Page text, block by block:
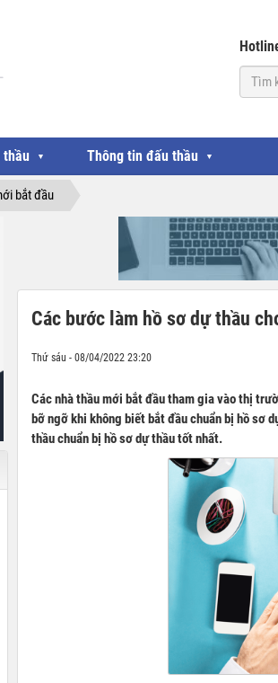
thầu ▼ Thông tin đấu thầu ▼
bắt đầu
Các bước làm hồ sơ dự thầu
Thứ sáu - 08/04/2022 23:20
Các nhà thầu mới bắt đầu tham gia vào thị
bỡ ngỡ khi không biết bắt đầu chuẩn bị hồ sơ
thầu chuẩn bị hồ sơ dự thầu tốt nhất.